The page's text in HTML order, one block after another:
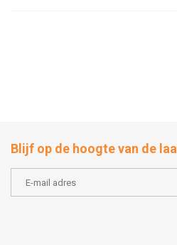
Blijf op de hoogte van de